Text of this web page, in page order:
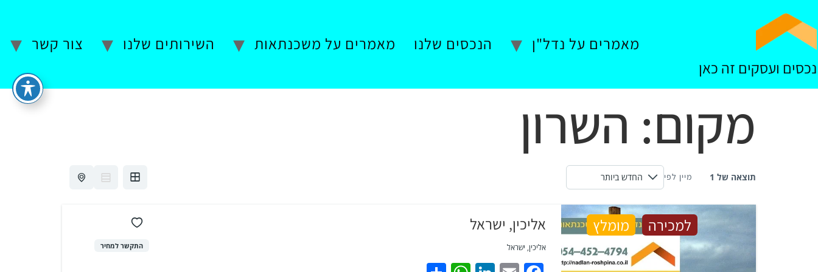
נכסים ועסקים זה כאן
מאמרים על נדל"ן הנכסים שלנו מאמרים על משכנתאות השירותים שלנו צור קשר
מקום: השרון
תוצאה של 1 מיין לפי
למכירה מומלץ אליכין, ישראל
אליכין, ישראל התקשר למחיר